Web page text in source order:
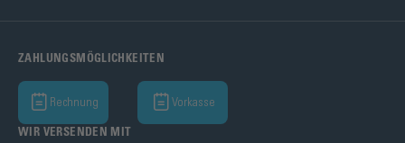
ZAHLUNGSMÖGLICHKEITEN
Rechnung Vorkasse
WIR VERSENDEN MIT